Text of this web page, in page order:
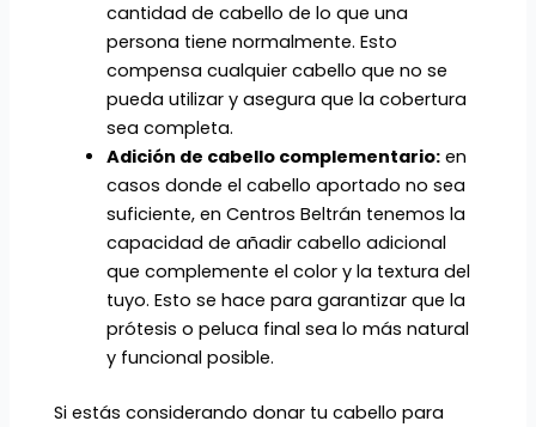
cantidad de cabello de lo que una
persona tiene normalmente. Esto
compensa cualquier cabello que no se
pueda utilizar y asegura que la cobertura
sea completa.
Adición de cabello complementario:en
casos donde el cabello aportado no sea
suficiente, en Centros Beltrán tenemos la
capacidad de añadir cabello adicional
que complemente el color y la textura del
tuyo. Esto se hace para garantizar que la
prótesis o peluca final sea lo más natural
y funcional posible.
Si estás considerando donar tu cabello para